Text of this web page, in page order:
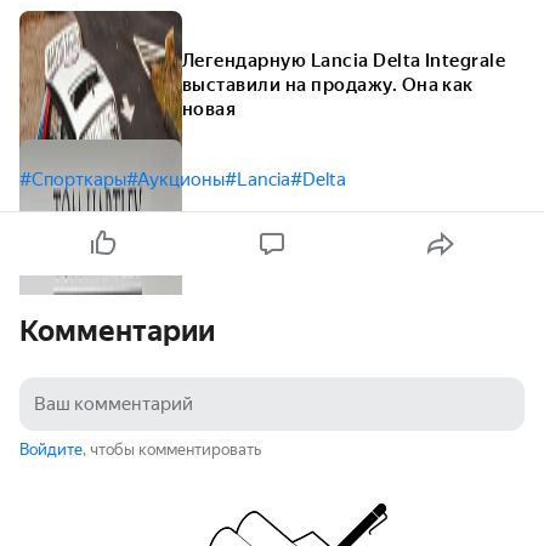
Легендарную Lancia Delta Integrale
выставили на продажу. Она как
новая
#Спорткары#Аукционы#Lancia#Delta
Комментарии
Войдите, чтобы комментировать